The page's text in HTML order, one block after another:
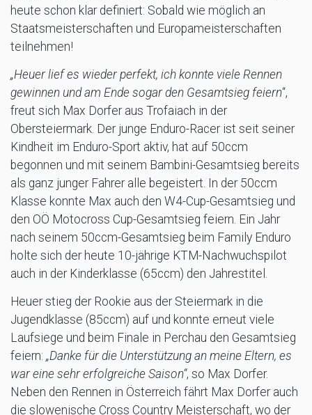
heute schon klar definiert: Sobald wie möglich an
Staatsmeisterschaften und Europameisterschaften
teilnehmen!
„Heuer lief es wieder perfekt, ich konnte viele Rennen
gewinnen und am Ende sogar den Gesamtsieg feiern“,
freut sich Max Dorfer aus Trofaiach in der
Obersteiermark. Der junge Enduro-Racer ist seit seiner
Kindheit im Enduro-Sport aktiv, hat auf 50ccm
begonnen und mit seinem Bambini-Gesamtsieg bereits
als ganz junger Fahrer alle begeistert. In der 50ccm
Klasse konnte Max auch den W4-Cup-Gesamtsieg und
den OÖ Motocross Cup-Gesamtsieg feiern. Ein Jahr
nach seinem 50ccm-Gesamtsieg beim Family Enduro
holte sich der heute 10-jährige KTM-Nachwuchspilot
auch in der Kinderklasse (65ccm) den Jahrestitel.
Heuer stieg der Rookie aus der Steiermark in die
Jugendklasse (85ccm) auf und konnte erneut viele
Laufsiege und beim Finale in Perchau den Gesamtsieg
feiern: „Danke für die Unterstützung an meine Eltern, es
war eine sehr erfolgreiche Saison“, so Max Dorfer.
Neben den Rennen in Österreich fährt Max Dorfer auch
die slowenische Cross Country Meisterschaft, wo der